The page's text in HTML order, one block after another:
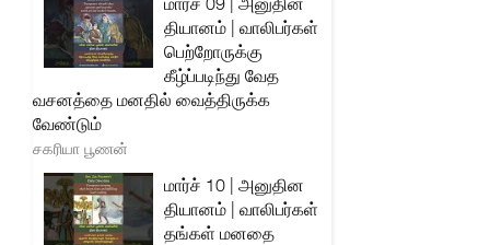
தியானம் | வாலிபர்கள்
பெற்றோருக்கு
கீழ்ப்படிந்து வேத
வசனத்தை மனதில் வைத்திருக்க
வேண்டும்
சகரியா பூணன்
மார்ச் 10 | அனுதின
தியானம் | வாலிபர்கள்
தங்கள் மனதை